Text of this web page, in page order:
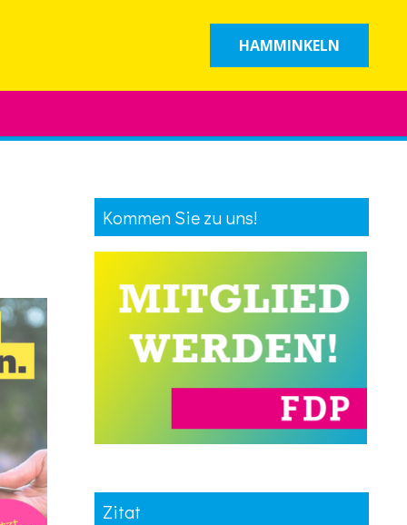
HAMMINKELN
Kommen Sie zu uns!
Zitat